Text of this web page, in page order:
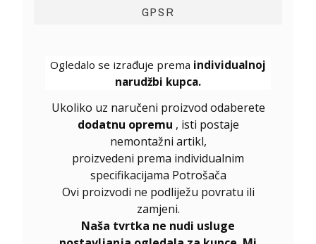
GPSR
Ogledalo se izrađuje prema individualnoj
narudžbi kupca.
Ukoliko uz naručeni proizvod odaberete
dodatnu opremu , isti postaje
nemontažni artikl,
proizvedeni prema individualnim
specifikacijama Potrošača
Ovi proizvodi ne podliježu povratu ili
zamjeni.
Naša tvrtka ne nudi usluge